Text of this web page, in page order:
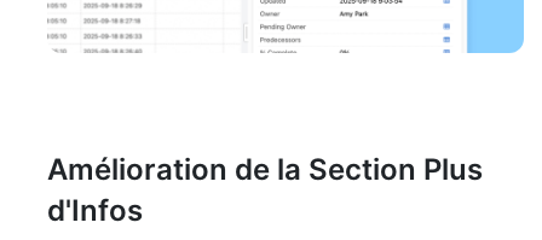
Amélioration de la Section Plus
d'Infos